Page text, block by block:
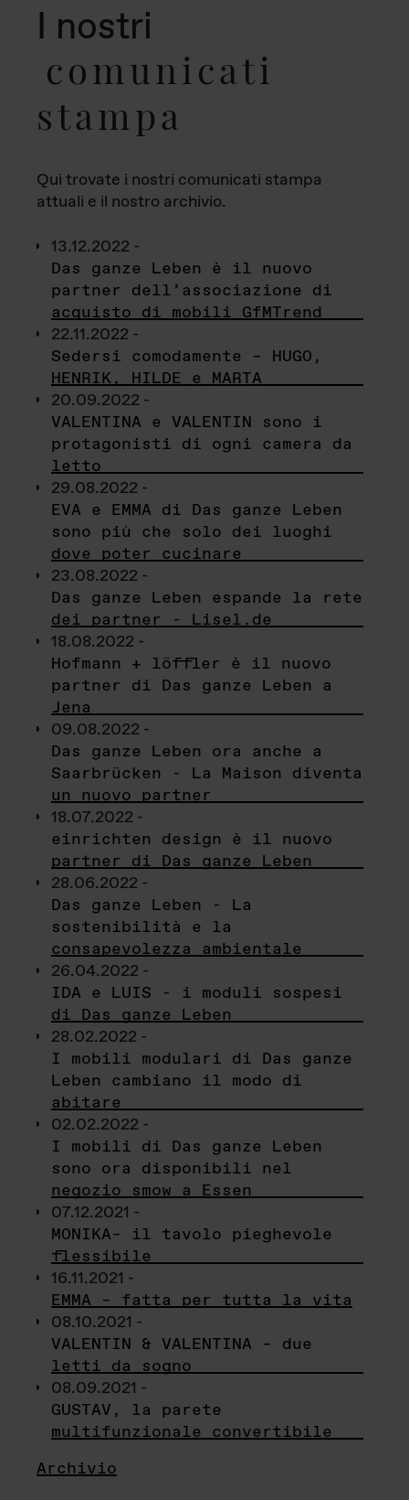
I nostri
comunicati
stampa
Qui trovate i nostri comunicati stampa
attuali e il nostro archivio.
13.12.2022 -
Das ganze Leben è il nuovo
partner dell’associazione di
acquisto di mobili GfMTrend
22.11.2022 -
Sedersi comodamente – HUGO,
HENRIK, HILDE e MARTA
20.09.2022 -
VALENTINA e VALENTIN sono i
protagonisti di ogni camera da
letto
29.08.2022 -
EVA e EMMA di Das ganze Leben
sono più che solo dei luoghi
dove poter cucinare
23.08.2022 -
Das ganze Leben espande la rete
dei partner - Lisel.de
18.08.2022 -
Hofmann + löffler è il nuovo
partner di Das ganze Leben a
Jena
09.08.2022 -
Das ganze Leben ora anche a
Saarbrücken - La Maison diventa
un nuovo partner
18.07.2022 -
einrichten design è il nuovo
partner di Das ganze Leben
28.06.2022 -
Das ganze Leben - La
sostenibilità e la
consapevolezza ambientale
26.04.2022 -
IDA e LUIS - i moduli sospesi
di Das ganze Leben
28.02.2022 -
I mobili modulari di Das ganze
Leben cambiano il modo di
abitare
02.02.2022 -
I mobili di Das ganze Leben
sono ora disponibili nel
negozio smow a Essen
07.12.2021 -
MONIKA– il tavolo pieghevole
flessibile
16.11.2021 -
EMMA – fatta per tutta la vita
08.10.2021 -
VALENTIN & VALENTINA – due
letti da sogno
08.09.2021 -
GUSTAV, la parete
multifunzionale convertibile
Archivio